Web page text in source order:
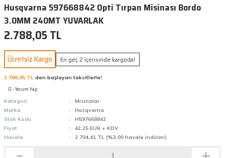
Husqvarna 597668842 Opti Tırpan Misinası Bordo
3.0MM 240MT YUVARLAK
2.788,05 TL
Ücretsiz Kargo En geç 2 içerisinde kargoda!
2.788,05 TL den başlayan taksitlerle!
0 - Yorum Yap
Kategori
Misinalar
Marka
Husqvarna
Stok Kodu
H597668842
Fiyat
42,25 EUR + KDV
Havale
2.704,41 TL (%3,00 havale indirimi)